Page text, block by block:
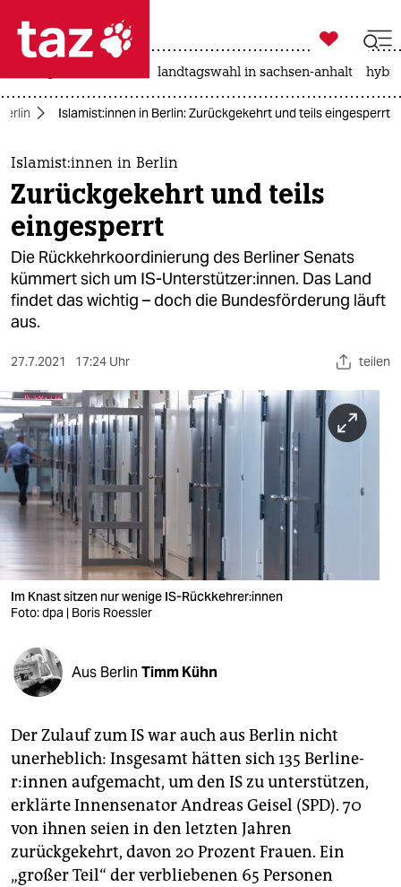
 taz zahl ich
taz zahl ich
themen
politik
öko
gesellschaft
kultur
sport
berlin
nord
wahrheit
verlag
veranstaltungen
fragen & hilfe
unterstützen
abo
genossenschaft
epaper login

taz zahl ich
landtagswahl in sachsen-anhalt
Is­la­mis­t:in­nen in Berlin: Zurückgekehrt und teils eingesperrt
Is­la­mis­t:in­nen in Berlin
Zurückgekehrt und teils
eingesperrt
Die Rückkehrkoordinierung des Berliner Senats
kümmert sich um IS-Unterstützer:innen. Das Land
findet das wichtig – doch die Bundesförderung läuft
aus.
27.7.2021 17:24 Uhr teilen
Im Knast sitzen nur wenige IS-Rückkehrer:innen
Foto: dpa | Boris Roessler
Aus Berlin Timm Kühn
Der Zulauf zum IS war auch aus Berlin nicht
unerheblich: Insgesamt hätten sich 135 Ber­li­ne­
r:in­nen aufgemacht, um den IS zu unterstützen,
erklärte Innensenator Andreas Geisel (SPD). 70
von ihnen seien in den letzten Jahren
zurückgekehrt, davon 20 Prozent Frauen. Ein
„großer Teil“ der verbliebenen 65 Personen